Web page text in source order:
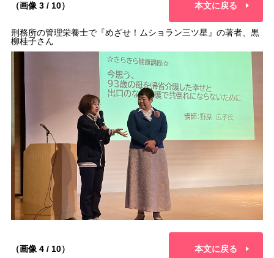
（画像 3 / 10） 本文に戻る
刑務所の管理栄養士で『めざせ！ムショラン三ツ星』の著者、黒
柳桂子さん
（画像 4 / 10） 本文に戻る